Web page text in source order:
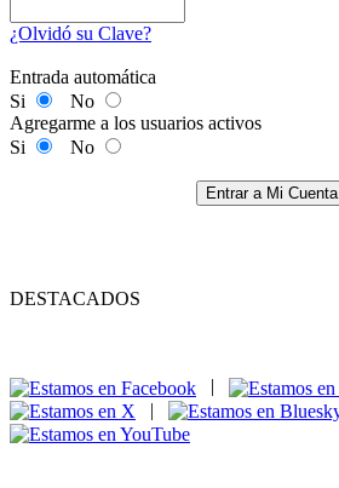
¿Olvidó su Clave?
Entrada automática
Si
No
Agregarme a los usuarios activos
Si
No
Entrar a Mi Cuenta
DESTACADOS
|